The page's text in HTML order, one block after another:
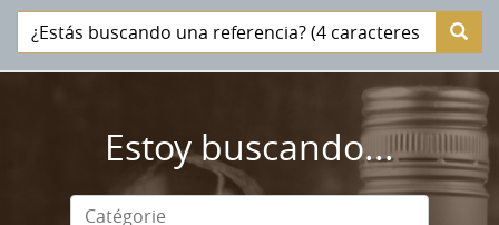
Estoy buscando...